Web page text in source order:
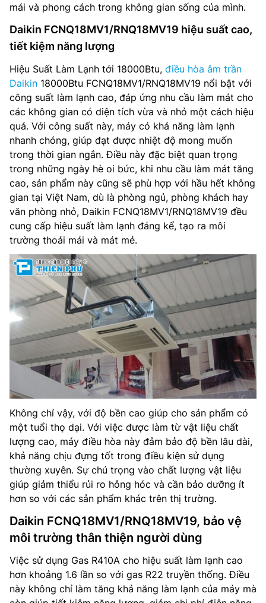
mái và phong cách trong không gian sống của mình.
Daikin FCNQ18MV1/RNQ18MV19 hiệu suất cao,
tiết kiệm năng lượng
Hiệu Suất Làm Lạnh tới 18000Btu, điều hòa âm trần
Daikin 18000Btu FCNQ18MV1/RNQ18MV19 nổi bật với
công suất làm lạnh cao, đáp ứng nhu cầu làm mát cho
các không gian có diện tích vừa và nhỏ một cách hiệu
quả. Với công suất này, máy có khả năng làm lạnh
nhanh chóng, giúp đạt được nhiệt độ mong muốn
trong thời gian ngắn. Điều này đặc biệt quan trọng
trong những ngày hè oi bức, khi nhu cầu làm mát tăng
cao, sản phẩm này cũng sẽ phù hợp với hầu hết không
gian tại Việt Nam, dù là phòng ngủ, phòng khách hay
văn phòng nhỏ, Daikin FCNQ18MV1/RNQ18MV19 đều
cung cấp hiệu suất làm lạnh đáng kể, tạo ra môi
trường thoải mái và mát mẻ.
Không chỉ vậy, với độ bền cao giúp cho sản phẩm có
một tuổi thọ dại. Với việc được làm từ vật liệu chất
lượng cao, máy điều hòa này đảm bảo độ bền lâu dài,
khả năng chịu đựng tốt trong điều kiện sử dụng
thường xuyên. Sự chú trọng vào chất lượng vật liệu
giúp giảm thiểu rủi ro hỏng hóc và cần bảo dưỡng ít
hơn so với các sản phẩm khác trên thị trường.
Daikin FCNQ18MV1/RNQ18MV19, bảo vệ
môi trường thân thiện người dùng
Việc sử dụng Gas R410A cho hiệu suất làm lạnh cao
hơn khoảng 1.6 lần so với gas R22 truyền thống. Điều
này không chỉ làm tăng khả năng làm lạnh của máy mà